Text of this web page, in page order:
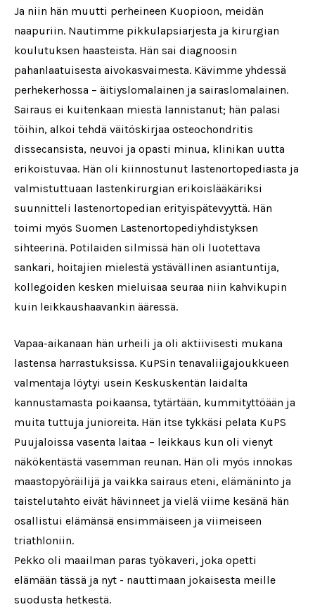
Ja niin hän muutti perheineen Kuopioon, meidän
naapuriin. Nautimme pikkulapsiarjesta ja kirurgian
koulutuksen haasteista. Hän sai diagnoosin
pahanlaatuisesta aivokasvaimesta. Kävimme yhdessä
perhekerhossa – äitiyslomalainen ja sairaslomalainen.
Sairaus ei kuitenkaan miestä lannistanut; hän palasi
töihin, alkoi tehdä väitöskirjaa osteochondritis
dissecansista, neuvoi ja opasti minua, klinikan uutta
erikoistuvaa. Hän oli kiinnostunut lastenortopediasta ja
valmistuttuaan lastenkirurgian erikoislääkäriksi
suunnitteli lastenortopedian erityispätevyyttä. Hän
toimi myös Suomen Lastenortopediyhdistyksen
sihteerinä. Potilaiden silmissä hän oli luotettava
sankari, hoitajien mielestä ystävällinen asiantuntija,
kollegoiden kesken mieluisaa seuraa niin kahvikupin
kuin leikkaushaavankin ääressä.
Vapaa-aikanaan hän urheili ja oli aktiivisesti mukana
lastensa harrastuksissa. KuPSin tenavaliigajoukkueen
valmentaja löytyi usein Keskuskentän laidalta
kannustamasta poikaansa, tytärtään, kummityttöään ja
muita tuttuja junioreita. Hän itse tykkäsi pelata KuPS
Puujaloissa vasenta laitaa – leikkaus kun oli vienyt
näkökentästä vasemman reunan. Hän oli myös innokas
maastopyöräilijä ja vaikka sairaus eteni, elämäninto ja
taistelutahto eivät hävinneet ja vielä viime kesänä hän
osallistui elämänsä ensimmäiseen ja viimeiseen
triathloniin.
Pekko oli maailman paras työkaveri, joka opetti
elämään tässä ja nyt - nauttimaan jokaisesta meille
suodusta hetkestä.